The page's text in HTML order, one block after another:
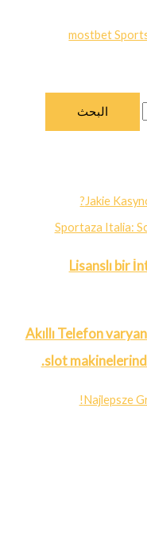
‎mostbet
Jakie
Sportaza Italia:
Lisanslı bir
Akıllı Telefon
slot
Najlepsze